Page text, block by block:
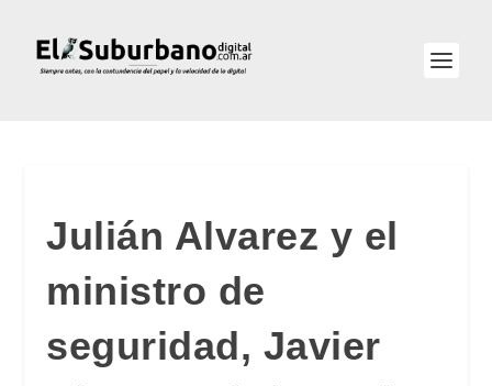
Julián Alvarez y el
ministro de
seguridad, Javier